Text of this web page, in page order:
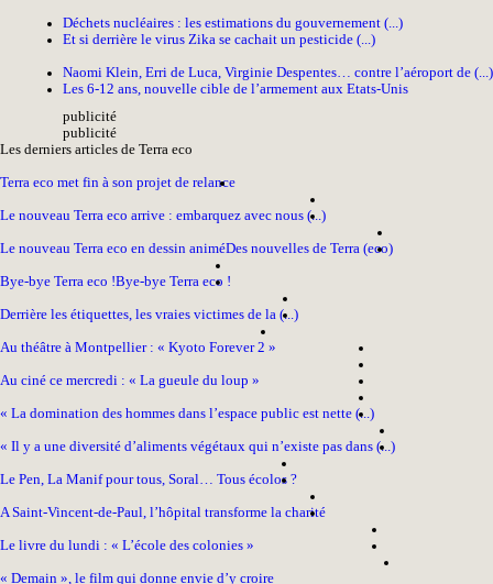
Déchets nucléaires : les estimations du gouvernement (...)
Et si derrière le virus Zika se cachait un pesticide (...)
Naomi Klein, Erri de Luca, Virginie Despentes… contre l’aéroport de (...)
Les 6-12 ans, nouvelle cible de l’armement aux Etats-Unis
publicité
publicité
Les derniers articles de Terra eco
Terra eco met fin à son projet de relance
Le nouveau Terra eco arrive : embarquez avec nous (...)
Le nouveau Terra eco en dessin animéDes nouvelles de Terra (eco)
Bye-bye Terra eco !Bye-bye Terra eco !
Derrière les étiquettes, les vraies victimes de la (...)
Au théâtre à Montpellier : « Kyoto Forever 2 »
Au ciné ce mercredi : « La gueule du loup »
« La domination des hommes dans l’espace public est nette (...)
« Il y a une diversité d’aliments végétaux qui n’existe pas dans (...)
Le Pen, La Manif pour tous, Soral… Tous écolos ?
A Saint-Vincent-de-Paul, l’hôpital transforme la charité
Le livre du lundi : « L’école des colonies »
« Demain », le film qui donne envie d’y croire